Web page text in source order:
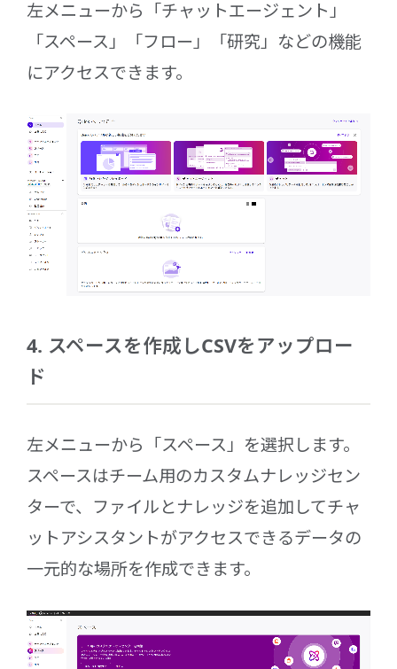
左メニューから「チャットエージェント」
「スペース」「フロー」「研究」などの機能
にアクセスできます。
4. スペースを作成しCSVをアップロー
ド
左メニューから「スペース」を選択します。
スペースはチーム用のカスタムナレッジセン
ターで、ファイルとナレッジを追加してチャ
ットアシスタントがアクセスできるデータの
一元的な場所を作成できます。